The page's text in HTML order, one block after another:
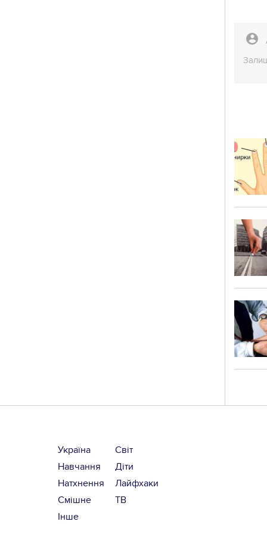
Україна
Світ
Навчання
Діти
Натхнення
Лайфхаки
Смішне
ТВ
Інше